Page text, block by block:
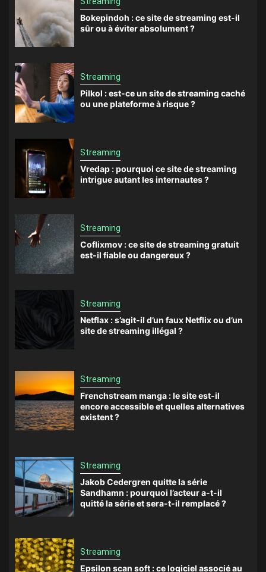
Bokepindoh : ce site de streaming est-il
sûr ou à éviter absolument ?
Streaming
Pilkol : est-ce un site de streaming caché
ou une plateforme à risque ?
Streaming
Vredap : pourquoi ce site de streaming
intrigue autant les internautes ?
Streaming
Coflixmov : ce site de streaming gratuit
est-il fiable ou dangereux ?
Streaming
Netflax : s’agit-il d’un faux Netflix ou d’un
site de streaming illégal ?
Streaming
Frenchstream manga : le site est-il
encore accessible et quelles alternatives
existent ?
Streaming
Jakob Cedergren quitte la série
Sandhamn : pourquoi l’acteur a-t-il
quitté la série et sera-t-il remplacé ?
Streaming
Epsilon scan soft : ce logiciel associé au